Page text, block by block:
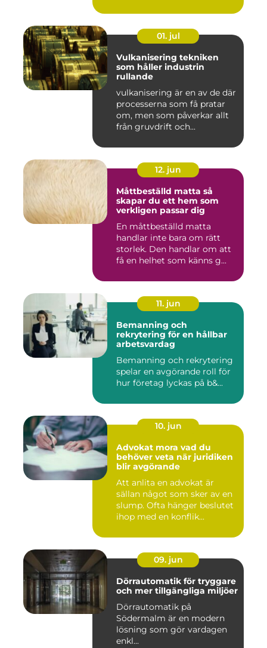
01. jul
Vulkanisering tekniken
som håller industrin
rullande
vulkanisering är en av de där
processerna som få pratar
om, men som påverkar allt
från gruvdrift och...
12. jun
Måttbeställd matta så
skapar du ett hem som
verkligen passar dig
En måttbeställd matta
handlar inte bara om rätt
storlek. Den handlar om att
få en helhet som känns g...
11. jun
Bemanning och
rekrytering för en hållbar
arbetsvardag
Bemanning och rekrytering
spelar en avgörande roll för
hur företag lyckas på b&...
10. jun
Advokat mora vad du
behöver veta när juridiken
blir avgörande
Att anlita en advokat är
sällan något som sker av en
slump. Ofta hänger beslutet
ihop med en konflik...
09. jun
Dörrautomatik för tryggare
och mer tillgängliga miljöer
Dörrautomatik på
Södermalm är en modern
lösning som gör vardagen
enkl...